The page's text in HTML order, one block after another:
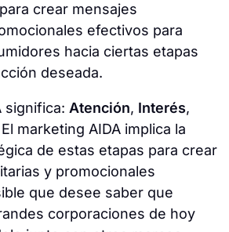
crear mensajes
efectivos para
hacia ciertas etapas
deseada.
significa: Atención, Interés,
marketing AIDA implica la
de estas etapas para crear
y promocionales
que desee saber que
corporaciones de hoy